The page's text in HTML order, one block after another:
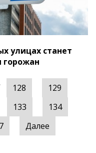
улицах станет
горожан
128
129
133
134
Далее